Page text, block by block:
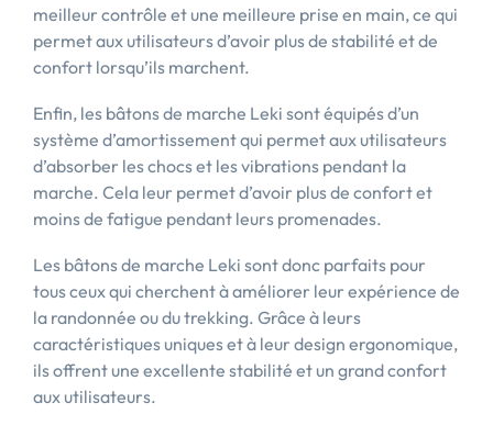
meilleur contrôle et une meilleure prise en main, ce qui
permet aux utilisateurs d’avoir plus de stabilité et de
confort lorsqu’ils marchent.
Enfin, les bâtons de marche Leki sont équipés d’un
système d’amortissement qui permet aux utilisateurs
d’absorber les chocs et les vibrations pendant la
marche. Cela leur permet d’avoir plus de confort et
moins de fatigue pendant leurs promenades.
Les bâtons de marche Leki sont donc parfaits pour
tous ceux qui cherchent à améliorer leur expérience de
la randonnée ou du trekking. Grâce à leurs
caractéristiques uniques et à leur design ergonomique,
ils offrent une excellente stabilité et un grand confort
aux utilisateurs.